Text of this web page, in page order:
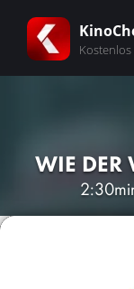
Kostenlos
WIE DER